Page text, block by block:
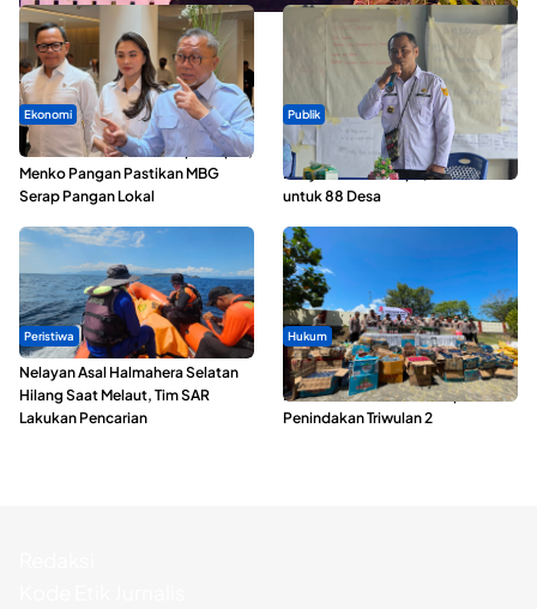
Ekonomi
SPPG di Maluku Utara Dipercepat,
Menko Pangan Pastikan MBG
Serap Pangan Lokal
Publik
ABDESI Morotai Apresiasi
Penyaluran ADD Rp3,13 Miliar
untuk 88 Desa
Peristiwa
Nelayan Asal Halmahera Selatan
Hilang Saat Melaut, Tim SAR
Lakukan Pencarian
Hukum
Polda Maluku Utara Musnahkan
Ribuan Liter Miras Hasil Operasi
Penindakan Triwulan 2